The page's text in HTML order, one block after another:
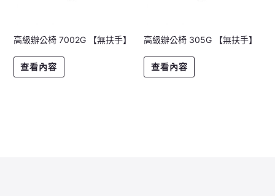
高級辦公椅 7002G 【無扶手】
查看內容
高級辦公椅 305G 【無扶手】
查看內容